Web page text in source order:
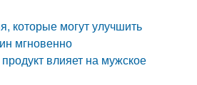
которые могут улучшить
мгновенно
влияет на мужское